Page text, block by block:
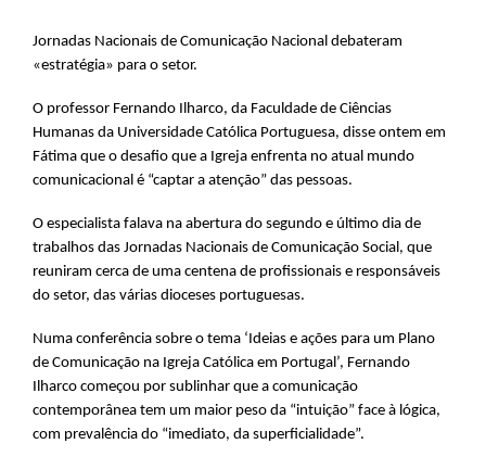
Jornadas Nacionais de Comunicação Nacional debateram
«estratégia» para o setor.
O professor Fernando Ilharco, da Faculdade de Ciências
Humanas da Universidade Católica Portuguesa, disse ontem em
Fátima que o desafio que a Igreja enfrenta no atual mundo
comunicacional é “captar a atenção” das pessoas.
O especialista falava na abertura do segundo e último dia de
trabalhos das Jornadas Nacionais de Comunicação Social, que
reuniram cerca de uma centena de profissionais e responsáveis
do setor, das várias dioceses portuguesas.
Numa conferência sobre o tema ‘Ideias e ações para um Plano
de Comunicação na Igreja Católica em Portugal’, Fernando
Ilharco começou por sublinhar que a comunicação
contemporânea tem um maior peso da “intuição” face à lógica,
com prevalência do “imediato, da superficialidade”.